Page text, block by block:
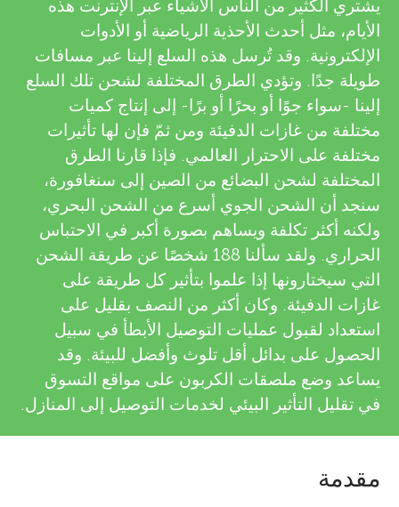
n
g
M
n
d
s
v
i
e
w
e
r
s
يشتري الكثير من الناس الأشياء عبر الإنترنت هذه
الأيام، مثل أحدث الأحذية الرياضية أو الأدوات
الإلكترونية. وقد تُرسل هذه السلع إلينا عبر مسافات
طويلة جدًا. وتؤدي الطرق المختلفة لشحن تلك السلع
إلينا -سواء جوًا أو بحرًا أو برًا- إلى إنتاج كميات
مختلفة من غازات الدفيئة ومن ثمّ فإن لها تأثيرات
مختلفة على الاحترار العالمي. فإذا قارنا الطرق
المختلفة لشحن البضائع من الصين إلى سنغافورة،
سنجد أن الشحن الجوي أسرع من الشحن البحري،
ولكنه أكثر تكلفة ويساهم بصورة أكبر في الاحتباس
الحراري. ولقد سألنا 188 شخصًا عن طريقة الشحن
التي سيختارونها إذا علموا بتأثير كل طريقة على
غازات الدفيئة. وكان أكثر من النصف بقليل على
استعداد لقبول عمليات التوصيل الأبطأ في سبيل
الحصول على بدائل أقل تلوث وأفضل للبيئة. وقد
يساعد وضع ملصقات الكربون على مواقع التسوق
في تقليل التأثير البيئي لخدمات التوصيل إلى المنازل.
مقدمة